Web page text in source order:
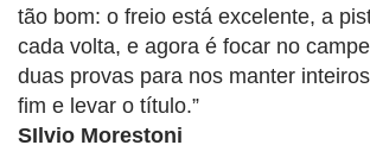
tão bom: o freio está excelente, a
cada volta, e agora é focar no
duas provas para nos manter
fim e levar o título.”
SIlvio Morestoni